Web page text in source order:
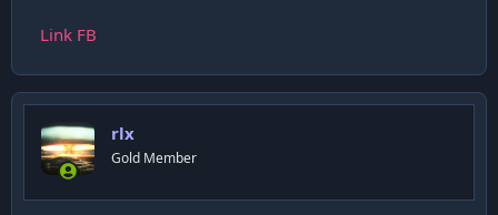
Link FB
rlx
Gold Member